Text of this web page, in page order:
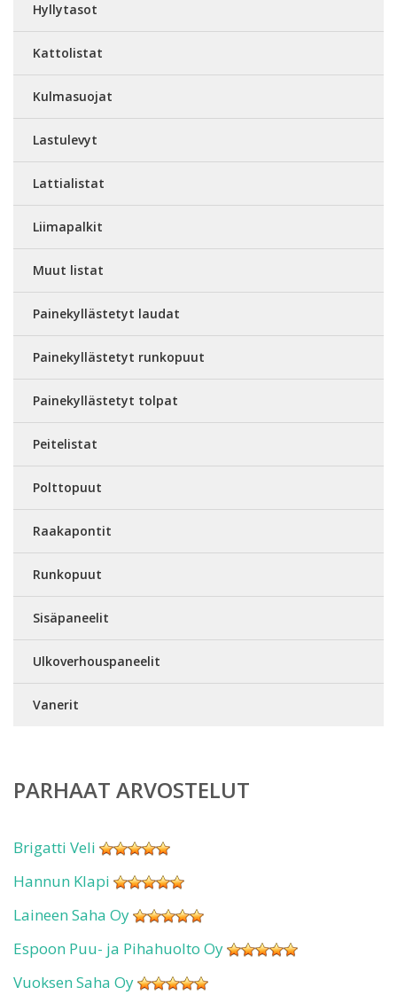
Hyllytasot
Kattolistat
Kulmasuojat
Lastulevyt
Lattialistat
Liimapalkit
Muut listat
Painekyllästetyt laudat
Painekyllästetyt runkopuut
Painekyllästetyt tolpat
Peitelistat
Polttopuut
Raakapontit
Runkopuut
Sisäpaneelit
Ulkoverhouspaneelit
Vanerit
PARHAAT ARVOSTELUT
Brigatti Veli
Hannun Klapi
Laineen Saha Oy
Espoon Puu- ja Pihahuolto Oy
Vuoksen Saha Oy